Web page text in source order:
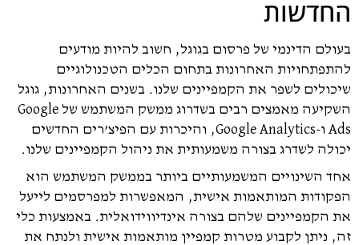
החדשות
בעולם הדינמי של פרסום בגוגל, חשוב להיות מודעים
להתפתחויות האחרונות בתחום הכלים הטכנולוגיים
שיכולים לשפר את הקמפיינים שלנו. בשנים האחרונות, גוגל
השקיעה מאמצים רבים בשדרוג ממשק המשתמש של Google
Ads ו-Google Analytics, והיכרות עם הפיצ’רים החדשים
יכולה לשדרג בצורה משמעותית את ניהול הקמפיינים שלנו.
אחד השינויים המשמעותיים ביותר בממשק המשתמש הוא
הפקודות המותאמות אישית, המאפשרות למפרסמים לייעל
את הקמפיינים שלהם בצורה אינדיווידואלית. באמצעות כלי
זה, ניתן לקבוע מטרות קמפיין מותאמות אישית ולנתח את